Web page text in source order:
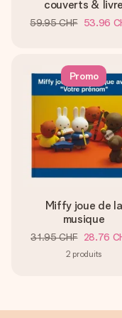
Créez quelque
son prénom, votre
Sans
couverts & livre
59.95 CHF 53.96
Promo
Miffy joue de la
musique
31.95 CHF 28.76
2 produits